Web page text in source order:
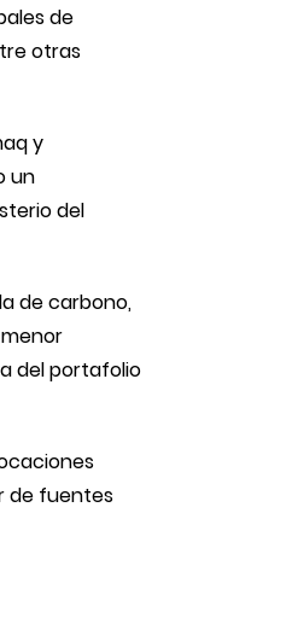
de
otras
y
un
del
de carbono,
del portafolio
de fuentes